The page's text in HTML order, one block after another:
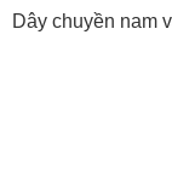
Dây chuyền nam